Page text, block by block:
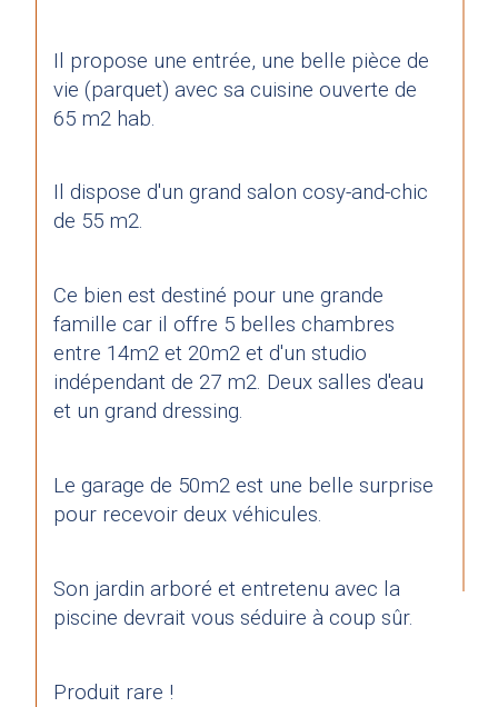
Il propose une entrée, une belle pièce de
vie (parquet) avec sa cuisine ouverte de
65 m2 hab.
Il dispose d'un grand salon cosy-and-chic
de 55 m2.
Ce bien est destiné pour une grande
famille car il offre 5 belles chambres
entre 14m2 et 20m2 et d'un studio
indépendant de 27 m2. Deux salles d'eau
et un grand dressing.
Le garage de 50m2 est une belle surprise
pour recevoir deux véhicules.
Son jardin arboré et entretenu avec la
piscine devrait vous séduire à coup sûr.
Produit rare !